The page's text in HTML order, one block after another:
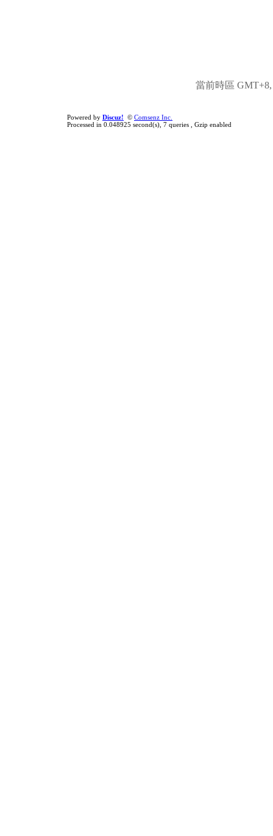
當前時區 GMT+8,
Powered by Discuz! © Comsenz Inc.
Processed in 0.048925 second(s), 7 queries , Gzip enabled